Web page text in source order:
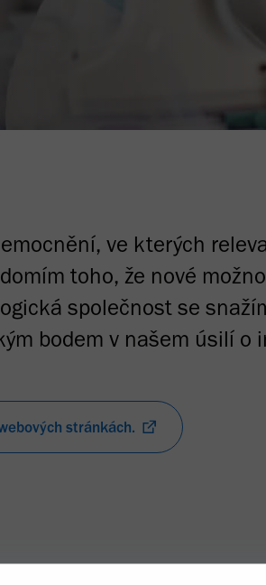
ve kterých
toho, že nové
společnost se
bodem v našem úsilí o
stránkách.